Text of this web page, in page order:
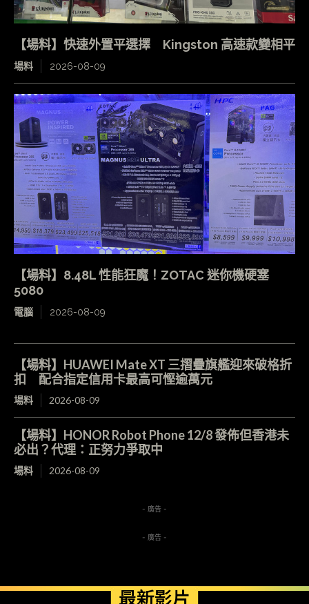
【場料】快速外置平選擇 Kingston 高速款變相平
場料 2026-08-09
【場料】8.48L 性能狂魔！ZOTAC 迷你機硬塞
5080
電腦 2026-08-09
【場料】HUAWEI Mate XT 三摺疊旗艦迎來破格折
扣 配合指定信用卡最高可慳逾萬元
場料 2026-08-09
【場料】HONOR Robot Phone 12/8 發佈但香港未
必出？代理：正努力爭取中
場料 2026-08-09
- 廣告 -
- 廣告 -
最新影片